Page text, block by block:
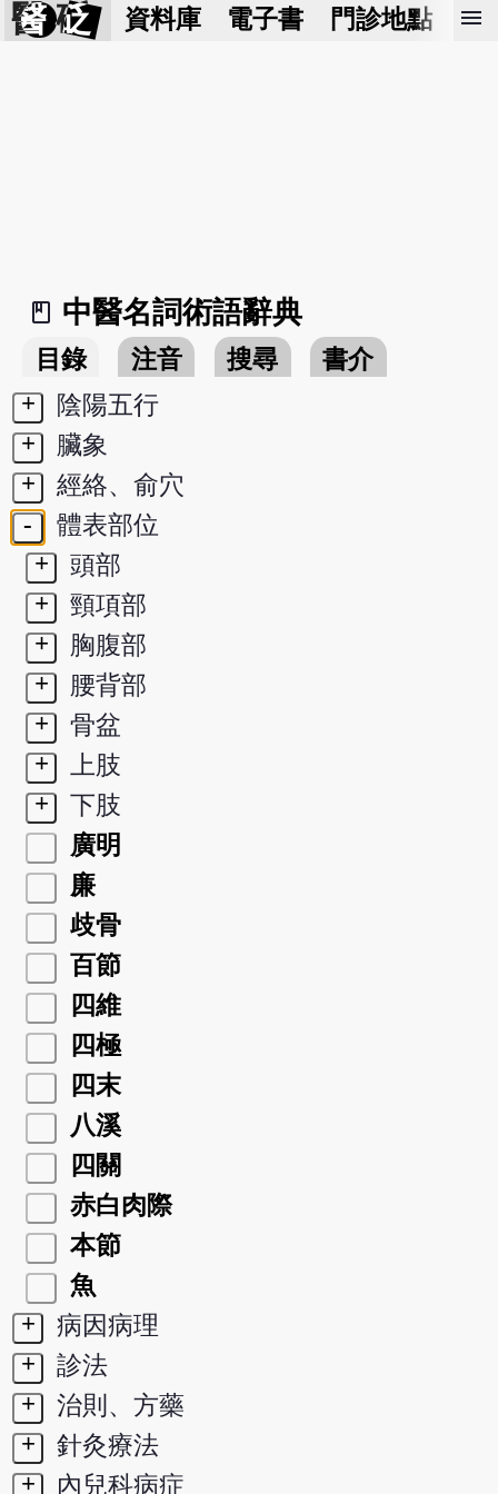
醫 砭 資料庫 電子書 門診地點 預
menu
book_2
中醫名詞術語辭典
目錄 注音 搜尋
書介
+
陰陽五行
+
臟象
+
經絡、俞穴
-
體表部位
+
頭部
+
頸項部
+
胸腹部
+
腰背部
+
骨盆
+
上肢
+
下肢
廣明
廉
歧骨
百節
四維
四極
四末
八溪
四關
赤白肉際
本節
魚
+
病因病理
+
診法
+
治則、方藥
+
針灸療法
+
內兒科病症